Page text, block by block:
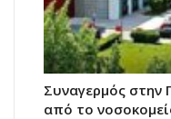
Συναγερμός στην
από το